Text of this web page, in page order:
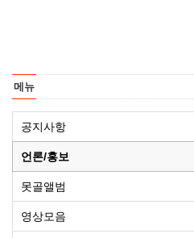
메뉴
공지사항
언론/홍보
못골앨범
영상모음